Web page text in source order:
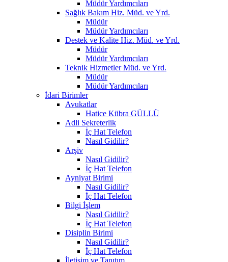
Müdür Yardımcıları
Sağlık Bakım Hiz. Müd. ve Yrd.
Müdür
Müdür Yardımcıları
Destek ve Kalite Hiz. Müd. ve Yrd.
Müdür
Müdür Yardımcıları
Teknik Hizmetler Müd. ve Yrd.
Müdür
Müdür Yardımcıları
İdari Birimler
Avukatlar
Hatice Kübra GÜLLÜ
Adli Sekreterlik
İç Hat Telefon
Nasıl Gidilir?
Arşiv
Nasıl Gidilir?
İç Hat Telefon
Ayniyat Birimi
Nasıl Gidilir?
İç Hat Telefon
Bilgi İşlem
Nasıl Gidilir?
İç Hat Telefon
Disiplin Birimi
Nasıl Gidilir?
İç Hat Telefon
İletişim ve Tanıtım